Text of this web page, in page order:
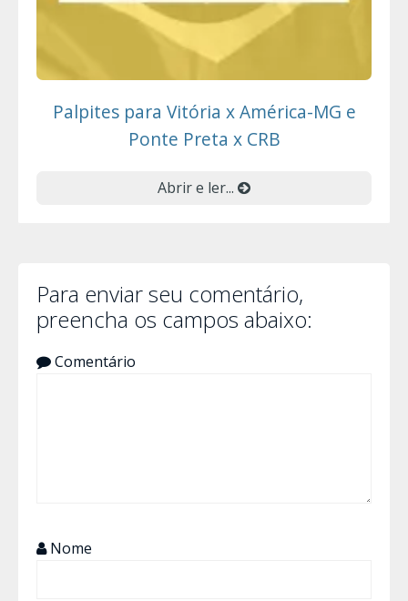
Palpites para Vitória x América-MG e
Ponte Preta x CRB
Abrir e ler...
Para enviar seu comentário,
preencha os campos abaixo:
Comentário
Nome